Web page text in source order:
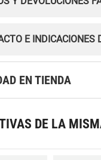
E INDICACIONES
EN TIENDA
DE LA